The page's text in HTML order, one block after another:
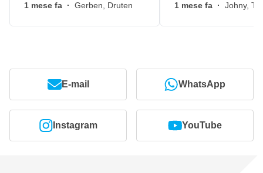
1 mese fa · Gerben, Druten
1 mese fa · Johny,
E-mail WhatsApp
Instagram YouTube